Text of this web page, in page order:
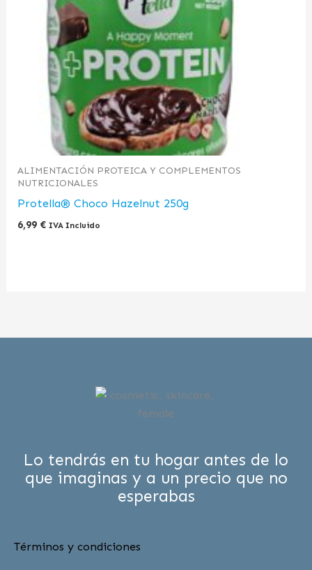
ALIMENTACIÓN PROTEICA Y COMPLEMENTOS
NUTRICIONALES
Protella® Choco Hazelnut 250g
6,99 € IVA Incluido
Lo tendrás en tu hogar antes de lo
que imaginas y a un precio que no
esperabas
Términos y condiciones